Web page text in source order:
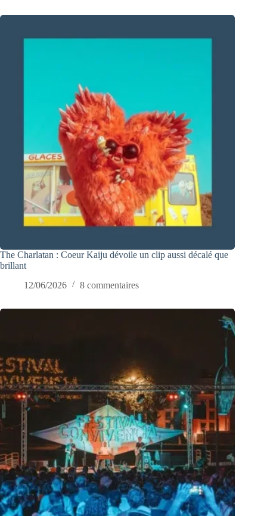
The Charlatan : Coeur Kaiju dévoile un clip aussi décalé que
brillant
12/06/2026
8 commentaires